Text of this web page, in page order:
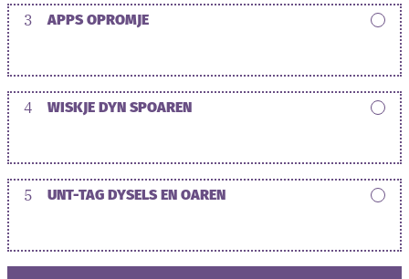
3 APPS OPROMJE
4 WISKJE DYN SPOAREN
5 UNT-TAG DYSELS EN OAREN